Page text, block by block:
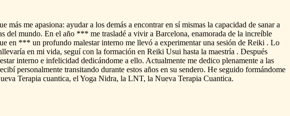
más me apasiona: ayudar a los demás a encontrar en sí mismas la capacidad de sanar a
del mundo. En el año *** me trasladé a vivir a Barcelona, enamorada de la increíble
en *** un profundo malestar interno me llevó a experimentar una sesión de Reiki . Lo
en mi vida, seguí con la formación en Reiki Usui hasta la maestría . Después
interno e infelicidad dedicándome a ello. Actualmente me dedico plenamente a las
personalmente transitando durante estos años en su sendero. He seguido formándome
Terapia cuantica, el Yoga Nidra, la LNT, la Nueva Terapia Cuantica.